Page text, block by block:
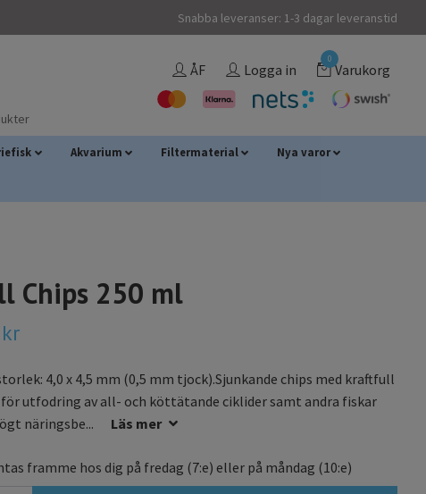
Snabba leveranser: 1-3 dagar leveranstid
ÅF Logga in
0
Varukorg
Akvarium Filtermaterial Nya varor
Chips 250 ml
4,0 x 4,5 mm (0,5 mm tjock).Sjunkande chips med kraftfull
utfodring av all- och köttätande ciklider samt andra fiskar
näringsbe...
Läs mer
framme hos dig på fredag (7:e) eller på måndag (10:e)